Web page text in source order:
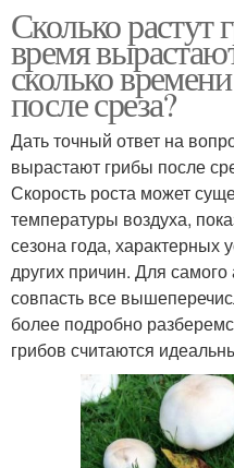
Сколько растут
время
сколько
после среза?
Дать точный ответ на
вырастают грибы после
Скорость роста может
температуры воздуха,
сезона года,
других причин. Для
совпасть все
более подробно
грибов считаются